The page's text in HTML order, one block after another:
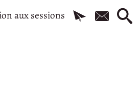
aux sessions